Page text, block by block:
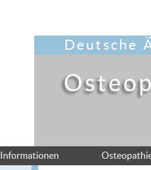
Deutsche
Informationen